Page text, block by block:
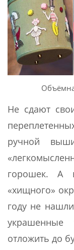
Не сдают
ручной
горошек. А
«хищного»
году не
украшенные
отложить до